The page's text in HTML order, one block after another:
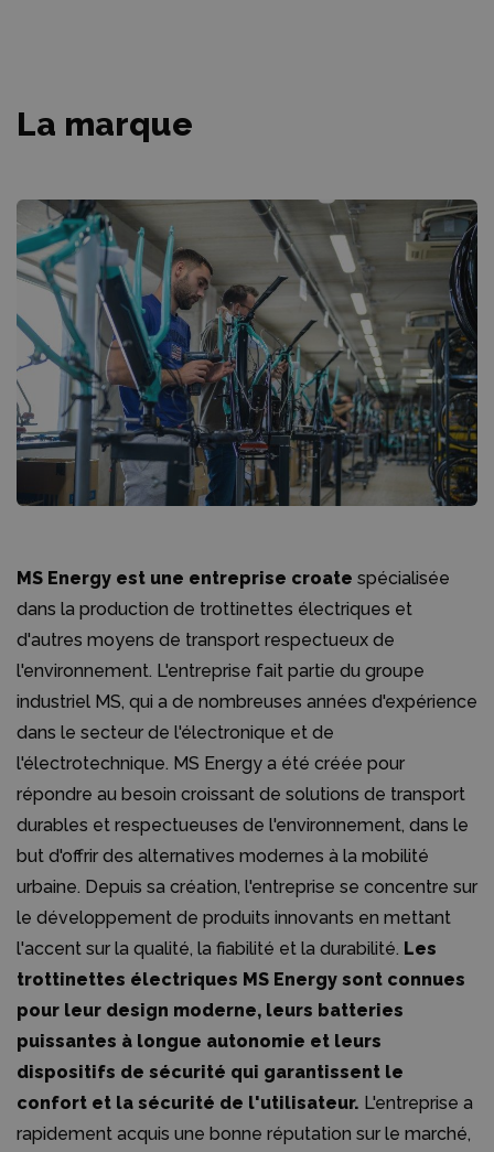
La marque
MS Energy est une entreprise croate spécialisée
dans la production de trottinettes électriques et
d'autres moyens de transport respectueux de
l'environnement. L'entreprise fait partie du groupe
industriel MS, qui a de nombreuses années d'expérience
dans le secteur de l'électronique et de
l'électrotechnique. MS Energy a été créée pour
répondre au besoin croissant de solutions de transport
durables et respectueuses de l'environnement, dans le
but d'offrir des alternatives modernes à la mobilité
urbaine. Depuis sa création, l'entreprise se concentre sur
le développement de produits innovants en mettant
l'accent sur la qualité, la fiabilité et la durabilité. Les
trottinettes électriques MS Energy sont connues
pour leur design moderne, leurs batteries
puissantes à longue autonomie et leurs
dispositifs de sécurité qui garantissent le
confort et la sécurité de l'utilisateur. L'entreprise a
rapidement acquis une bonne réputation sur le marché,